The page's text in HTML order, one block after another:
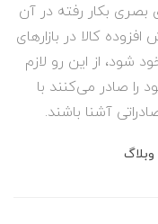
بصری بکار رفته در آن
کالا در بازارهای
شود، از این رو لازم
را صادر می‌کنند با
آشنا باشند.
وبلاگ